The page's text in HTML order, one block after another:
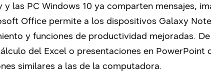
las PC Windows 10 ya comparten mensajes,
Office permite a los dispositivos Galaxy
y funciones de productividad mejoradas.
del Excel o presentaciones en
similares a las de la computadora.